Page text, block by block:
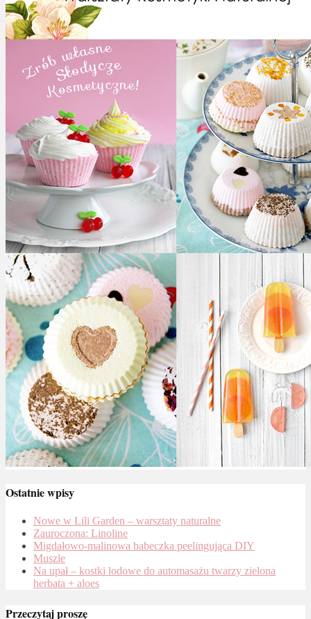
Ostatnie wpisy
Nowe w Lili Garden – warsztaty naturalne
Zauroczona: Linoline
Migdałowo-malinowa babeczka peelingująca DIY
Muszle
Na upał – kostki lodowe do automasażu twarzy zielona
herbata + aloes
Przeczytaj proszę